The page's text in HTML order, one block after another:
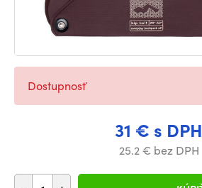
31 € s DPH
25.2 € bez DPH
Dostupnosť